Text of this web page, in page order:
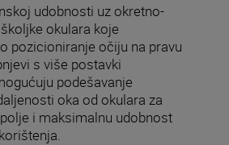
udobnosti uz okretno-
okulara koje
pozicioniranje očiju na pravu
s više postavki
podešavanje
oka od okulara za
i maksimalnu udobnost